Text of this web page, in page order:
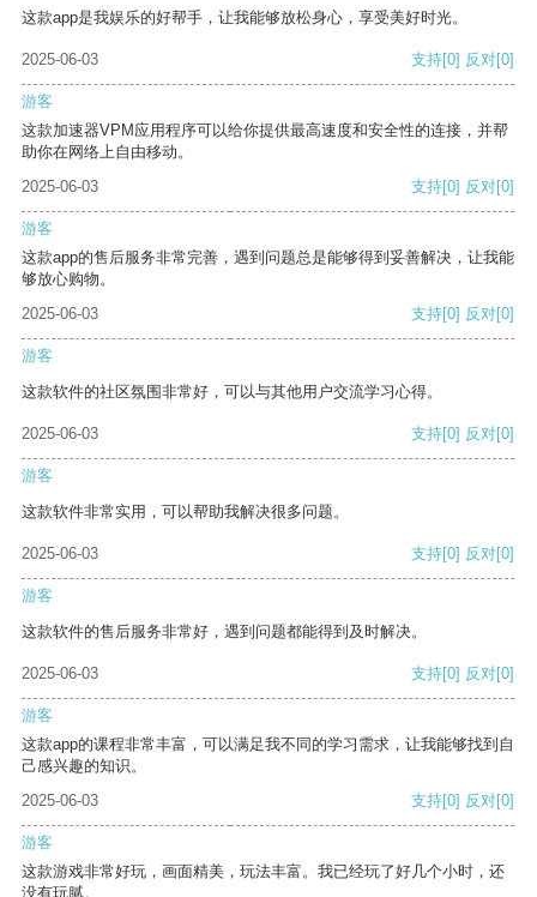
这款app是我娱乐的好帮手，让我能够放松身心，享受美好时光。
2025-06-03 支持[0] 反对[0]
游客
这款加速器VPM应用程序可以给你提供最高速度和安全性的连接，并帮
助你在网络上自由移动。
2025-06-03
支持[0] 反对[0]
游客
这款app的售后服务非常完善，遇到问题总是能够得到妥善解决，让我能
够放心购物。
2025-06-03
支持[0] 反对[0]
游客
这款软件的社区氛围非常好，可以与其他用户交流学习心得。
2025-06-03 支持[0] 反对[0]
游客
这款软件非常实用，可以帮助我解决很多问题。
2025-06-03 支持[0] 反对[0]
游客
这款软件的售后服务非常好，遇到问题都能得到及时解决。
2025-06-03 支持[0] 反对[0]
游客
这款app的课程非常丰富，可以满足我不同的学习需求，让我能够找到自
己感兴趣的知识。
2025-06-03
支持[0] 反对[0]
游客
这款游戏非常好玩，画面精美，玩法丰富。我已经玩了好几个小时，还
没有玩腻。